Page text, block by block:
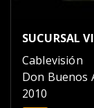
SUCURSAL
Cablevisión
Don Buenos
2010